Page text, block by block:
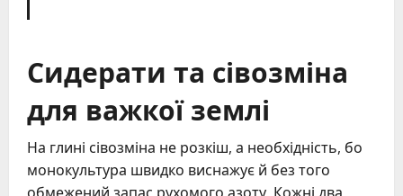
Сидерати та сівозміна
для важкої землі
На глині сівозміна не розкіш, а необхідність, бо
монокультура швидко виснажує й без того